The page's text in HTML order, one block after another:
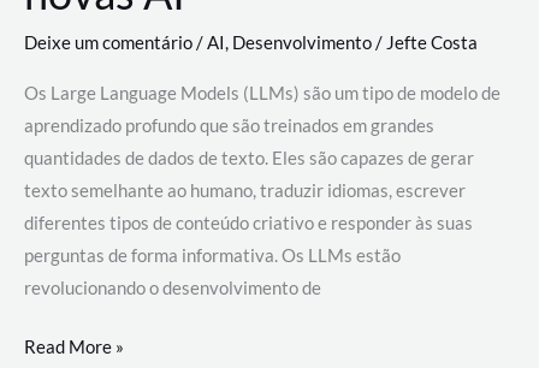
Deixe um comentário/AI, Desenvolvimento/ Jefte Costa
Os Large Language Models (LLMs) são um tipo de modelo de
aprendizado profundo que são treinados em grandes
quantidades de dados de texto. Eles são capazes de gerar
texto semelhante ao humano, traduzir idiomas, escrever
diferentes tipos de conteúdo criativo e responder às suas
perguntas de forma informativa. Os LLMs estão
revolucionando o desenvolvimento de
Large
Read More »